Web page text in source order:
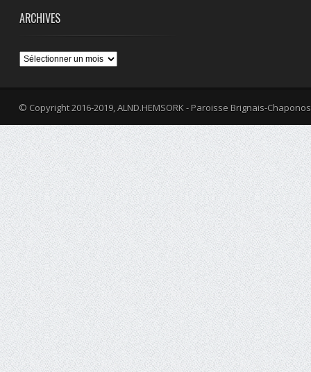
ARCHIVES
Archives
© Copyright 2016-2019, ALND.HEMSORK - Paroisse Brignais-